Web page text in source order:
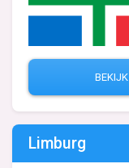
BEKIJK
Limburg